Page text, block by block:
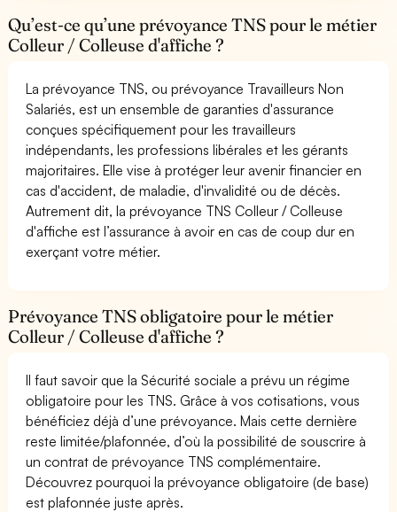
Qu’est-ce qu’une prévoyance TNS pour le métier
Colleur / Colleuse d'affiche ?
La prévoyance TNS, ou prévoyance Travailleurs Non
Salariés, est un ensemble de garanties d'assurance
conçues spécifiquement pour les travailleurs
indépendants, les professions libérales et les gérants
majoritaires. Elle vise à protéger leur avenir financier en
cas d'accident, de maladie, d'invalidité ou de décès.
Autrement dit, la prévoyance TNS Colleur / Colleuse
d'affiche est l’assurance à avoir en cas de coup dur en
exerçant votre métier.
Prévoyance TNS obligatoire pour le métier
Colleur / Colleuse d'affiche ?
Il faut savoir que la Sécurité sociale a prévu un régime
obligatoire pour les TNS. Grâce à vos cotisations, vous
bénéficiez déjà d’une prévoyance. Mais cette dernière
reste limitée/plafonnée, d’où la possibilité de souscrire à
un contrat de prévoyance TNS complémentaire.
Découvrez pourquoi la prévoyance obligatoire (de base)
est plafonnée juste après.